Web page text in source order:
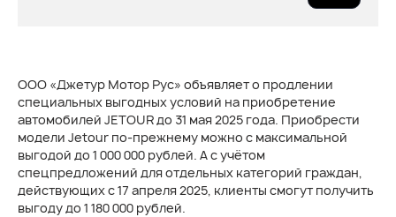
ООО «Джетур Мотор Рус» объявляет о продлении
специальных выгодных условий на приобретение
автомобилей JETOUR до 31 мая 2025 года. Приобрести
модели Jetour по-прежнему можно с максимальной
выгодой до 1 000 000 рублей. А с учётом
спецпредложений для отдельных категорий граждан,
действующих с 17 апреля 2025, клиенты смогут получить
выгоду до 1 180 000 рублей.